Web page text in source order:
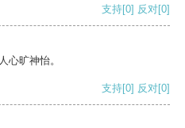
支持[0] 反对[0]
心旷神怡。
支持[0] 反对[0]